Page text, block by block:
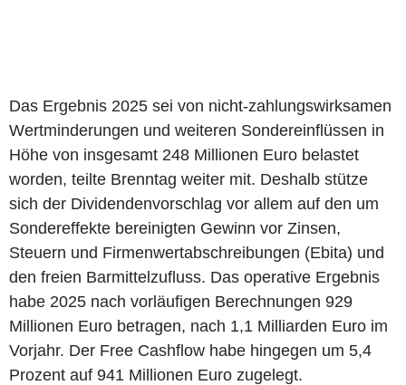
Das Ergebnis 2025 sei von nicht-zahlungswirksamen
Wertminderungen und weiteren Sondereinflüssen in
Höhe von insgesamt 248 Millionen Euro belastet
worden, teilte Brenntag weiter mit. Deshalb stütze
sich der Dividendenvorschlag vor allem auf den um
Sondereffekte bereinigten Gewinn vor Zinsen,
Steuern und Firmenwertabschreibungen (Ebita) und
den freien Barmittelzufluss. Das operative Ergebnis
habe 2025 nach vorläufigen Berechnungen 929
Millionen Euro betragen, nach 1,1 Milliarden Euro im
Vorjahr. Der Free Cashflow habe hingegen um 5,4
Prozent auf 941 Millionen Euro zugelegt.